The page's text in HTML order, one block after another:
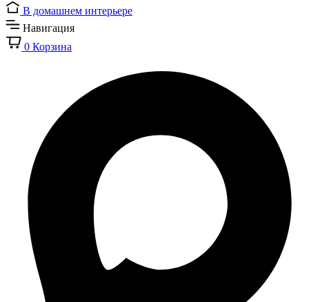
В домашнем интерьере
Навигация
0 Корзина